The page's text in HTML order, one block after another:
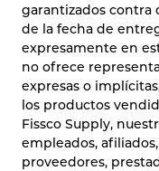
garantizados contra
de la fecha de
expresamente en
no ofrece
expresas o
los productos
Fissco Supply,
empleados,
proveedores,